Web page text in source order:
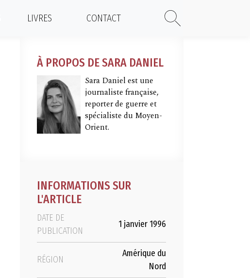
LIVRES CONTACT
À PROPOS DE SARA DANIEL
Sara Daniel est une
journaliste française,
reporter de guerre et
spécialiste du Moyen-
Orient.
INFORMATIONS SUR
L'ARTICLE
DATE DE
PUBLICATION
1 janvier 1996
RÉGION
Amérique du
Nord